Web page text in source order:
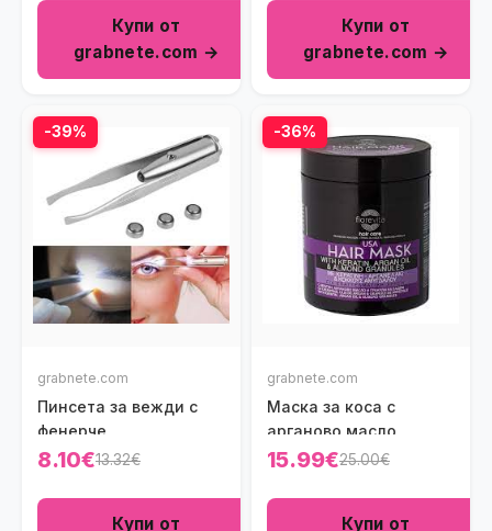
Купи от
grabnete.com →
Купи от
grabnete.com →
-39%
grabnete.com
Пинсета за вежди с
фенерче
8.10€13.32€
Купи от
-36%
grabnete.com
Маска за коса с
арганово масло
15.99€25.00€
Купи от